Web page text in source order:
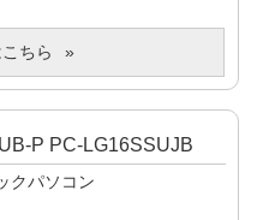
ちら
P PC-LG16SSUJB
クパソコン